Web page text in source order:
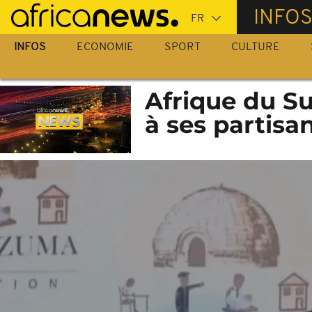
Passer
au
contenu
INFOS
INFOS ECONOMIE SPORT CULTURE
Afrique du
à ses